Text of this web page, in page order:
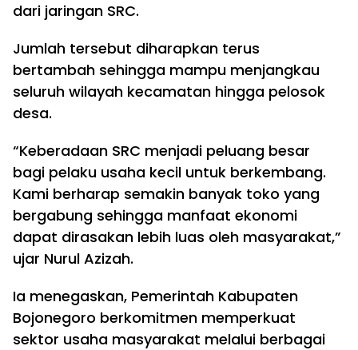
dari jaringan SRC.
Jumlah tersebut diharapkan terus
bertambah sehingga mampu menjangkau
seluruh wilayah kecamatan hingga pelosok
desa.
“Keberadaan SRC menjadi peluang besar
bagi pelaku usaha kecil untuk berkembang.
Kami berharap semakin banyak toko yang
bergabung sehingga manfaat ekonomi
dapat dirasakan lebih luas oleh masyarakat,”
ujar Nurul Azizah.
Ia menegaskan, Pemerintah Kabupaten
Bojonegoro berkomitmen memperkuat
sektor usaha masyarakat melalui berbagai